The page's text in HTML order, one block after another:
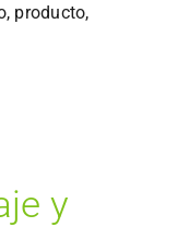
producto,
y